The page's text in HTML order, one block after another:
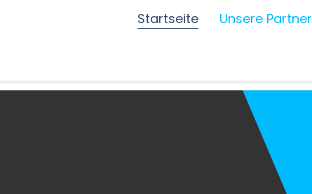
Startseite Unsere Partner